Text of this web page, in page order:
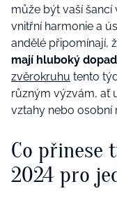
může být vaší šancí
vnitřní harmonie a
andělé připomínají,
mají hluboký
zvěrokruhu tento
různým výzvám, ať
vztahy nebo osobní
Co přinese
2024 pro